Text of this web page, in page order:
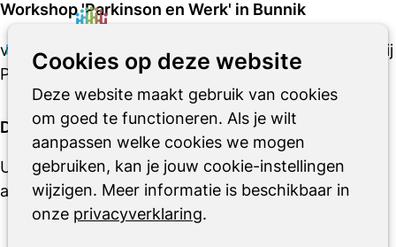
Cookies op deze website
Deze website maakt gebruik van cookies
om goed te functioneren. Als je wilt
aanpassen welke cookies we mogen
gebruiken, kan je jouw cookie-instellingen
wijzigen. Meer informatie is beschikbaar in
onze privacyverklaring.
Workshop 'Parkinson en Werk' in Bunnik
vrijdag 3 oktober 2025 van 13:00 uur tot 17:15 uur
bij
Parkinson Vereniging
De aanmeldperiode is voorbij
U kunt zich niet meer aanmelden, omdat de
aanmeldperiode voorbij is.